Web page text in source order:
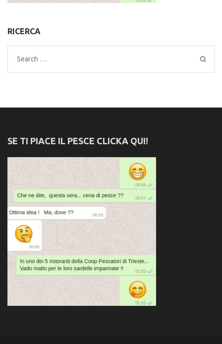
RICERCA
Search
for:
SE TI PIACE IL PESCE CLICKA QUI!